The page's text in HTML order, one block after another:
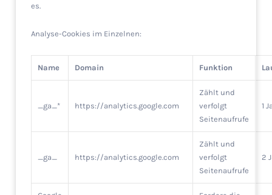
es.
Analyse-Cookies im Einzelnen:
Name Domain Funktion
_ga_* https://analytics.google.com
Zählt und
verfolgt
Seitenaufrufe
1
_ga_ https://analytics.google.com
Zählt und
verfolgt
Seitenaufrufe
2